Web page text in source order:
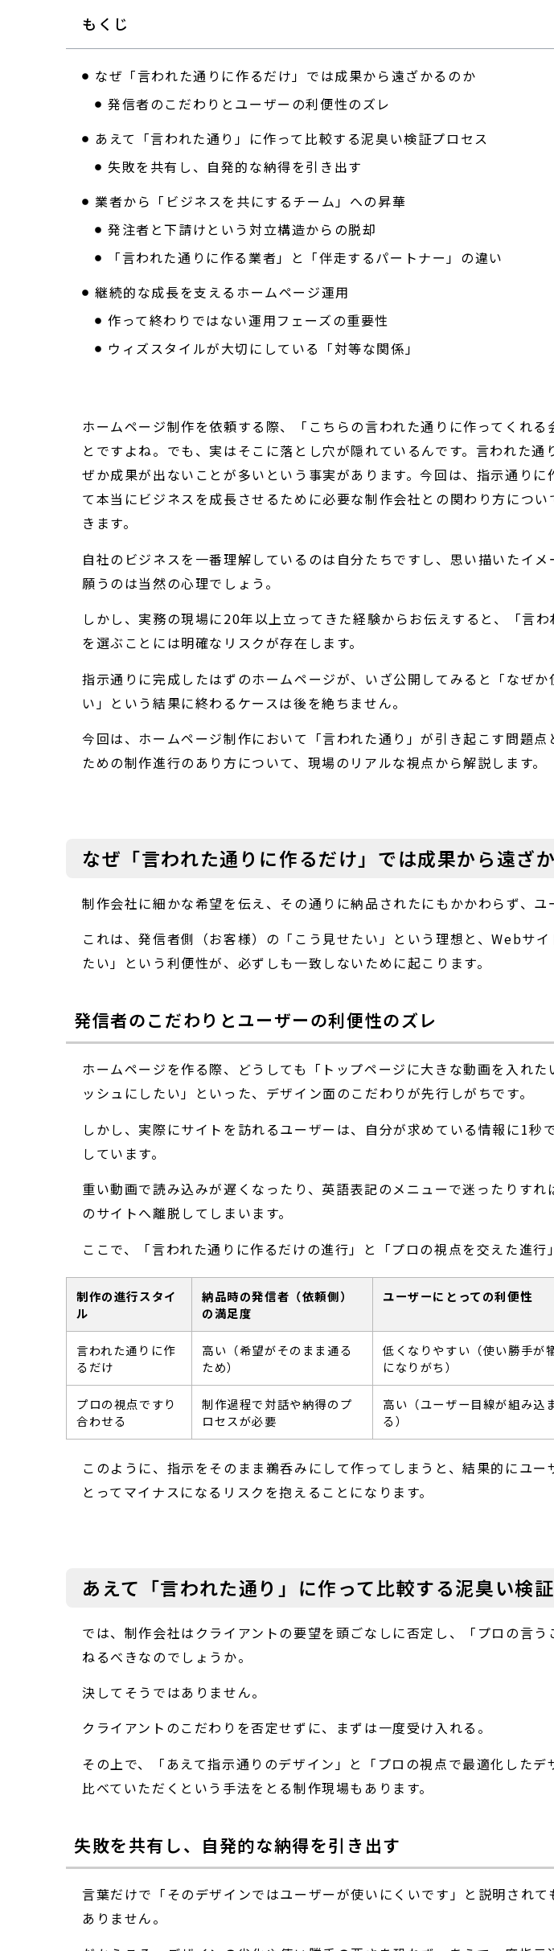
もくじ
なぜ「言われた通りに作るだけ」では成果から遠ざかるのか
発信者のこだわりとユーザーの利便性のズレ
あえて「言われた通り」に作って比較する泥臭い検証プロセス
失敗を共有し、自発的な納得を引き出す
業者から「ビジネスを共にするチーム」への昇華
発注者と下請けという対立構造からの脱却
「言われた通りに作る業者」と「伴走するパートナー」の違い
継続的な成長を支えるホームページ運用
作って終わりではない運用フェーズの重要性
ウィズスタイルが大切にしている「対等な関係」
ホームページ制作を依頼する際、「こちらの言われた通りに作ってくれ
とですよね。でも、実はそこに落とし穴が隠れているんです。言われた通
ぜか成果が出ないことが多いという事実があります。今回は、指示通り
て本当にビジネスを成長させるために必要な制作会社との関わり方につ
きます。
自社のビジネスを一番理解しているのは自分たちですし、思い描いたイ
願うのは当然の心理でしょう。
しかし、実務の現場に20年以上立ってきた経験からお伝えすると、「言わ
を選ぶことには明確なリスクが存在します。
指示通りに完成したはずのホームページが、いざ公開してみると「なぜ
い」という結果に終わるケースは後を絶ちません。
今回は、ホームページ制作において「言われた通り」が引き起こす問題
ための制作進行のあり方について、現場のリアルな視点から解説します。
なぜ「言われた通りに作るだけ」では成果から遠ざ
制作会社に細かな希望を伝え、その通りに納品されたにもかかわらず、ユ
これは、発信者側（お客様）の「こう見せたい」という理想と、Webサ
たい」という利便性が、必ずしも一致しないために起こります。
発信者のこだわりとユーザーの利便性のズレ
ホームページを作る際、どうしても「トップページに大きな動画を入れ
ッシュにしたい」といった、デザイン面のこだわりが先行しがちです。
しかし、実際にサイトを訪れるユーザーは、自分が求めている情報に1秒
しています。
重い動画で読み込みが遅くなったり、英語表記のメニューで迷ったりす
のサイトへ離脱してしまいます。
ここで、「言われた通りに作るだけの進行」と「プロの視点を交えた進行
制作の進行スタイ
ル
納品時の発信者（依頼側）
の満足度
ユーザーにとっての利便性
言われた通りに作
るだけ
高い（希望がそのまま通る
ため）
低くなりやすい（使い勝手が
になりがち）
プロの視点ですり
合わせる
制作過程で対話や納得のプ
ロセスが必要
高い（ユーザー目線が組み込
る）
このように、指示をそのまま鵜呑みにして作ってしまうと、結果的にユ
とってマイナスになるリスクを抱えることになります。
あえて「言われた通り」に作って比較する泥臭い検
では、制作会社はクライアントの要望を頭ごなしに否定し、「プロの言
ねるべきなのでしょうか。
決してそうではありません。
クライアントのこだわりを否定せずに、まずは一度受け入れる。
その上で、「あえて指示通りのデザイン」と「プロの視点で最適化した
比べていただくという手法をとる制作現場もあります。
失敗を共有し、自発的な納得を引き出す
言葉だけで「そのデザインではユーザーが使いにくいです」と説明され
ありません。